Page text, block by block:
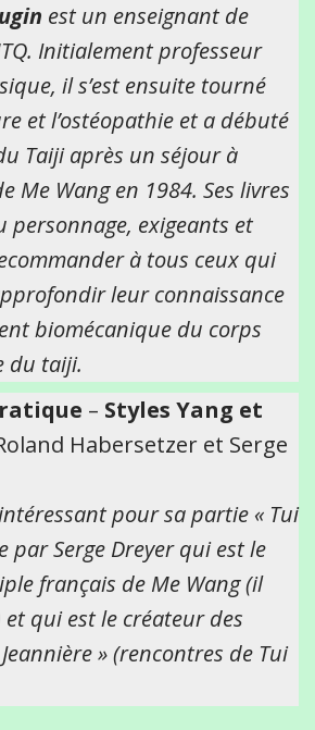
est un enseignant de
Initialement professeur
il s’est ensuite tourné
et l’ostéopathie et a débuté
Taiji après un séjour à
Me Wang en 1984. Ses livres
personnage, exigeants et
à tous ceux qui
leur connaissance
biomécanique du corps
du taiji.
– Styles Yang et
Habersetzer et Serge
pour sa partie « Tui
par Serge Dreyer qui est le
français de Me Wang (il
qui est le créateur des
» (rencontres de Tui